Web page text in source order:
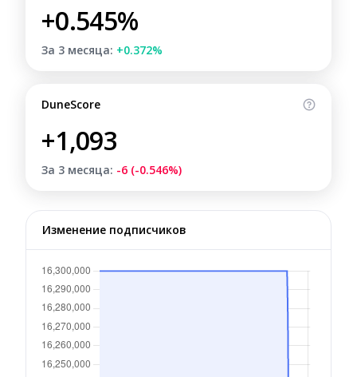
+0.545%
За 3 месяца: +0.372%
DuneScore
+1,093
За 3 месяца: -6 (-0.546%)
Изменение подписчиков